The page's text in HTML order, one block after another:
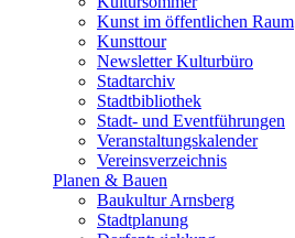
Kunst im öffentlichen Raum
Kunsttour
Newsletter Kulturbüro
Stadtarchiv
Stadtbibliothek
Stadt- und Eventführungen
Veranstaltungskalender
Vereinsverzeichnis
Planen & Bauen
Baukultur Arnsberg
Stadtplanung